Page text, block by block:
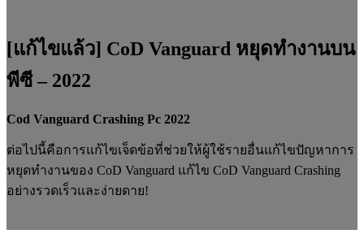
[แก้ไขแล้ว] CoD Vanguard หยุดทำงานบน
พีซี – 2022
Cod Vanguard Crashing Pc 2022
ต่อไปนี้คือการแก้ไขเจ็ดข้อที่ช่วยให้ผู้ใช้รายอื่นแก้ไขปัญหาการ
หยุดทำงานของ CoD Vanguard แก้ไข CoD Vanguard Crashing
อย่างรวดเร็วและง่ายดาย!